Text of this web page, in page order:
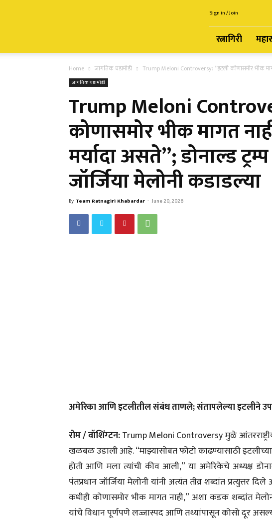
Sign in / Join
रत्नागिरी
Home जागतिक घडामोडी Trump Meloni Controversy: “इटली कोणासमोर भीक मागत
जागतिक घडामोडी
Trump Meloni
कोणासमोर भीक मागत
मर्यादा असते”; डोनाल्ड
जॉर्जिया मेलोनी कडाडल्या
By Team Ratnagiri Khabardar - June 20, 2026
अमेरिका आणि इटलीतील संबंध ताणले; संतापलेल्या इटलीने
रोम / वॉशिंग्टन:Trump Meloni Controversy मुळे
खळबळ उडाली आहे. “माझ्यासोबत फोटो काढण्यासाठी इटलीच्या
होती आणि मला त्यांची कीव आली,” या अमेरिकेचे अध्यक्ष
पंतप्रधान जॉर्जिया मेलोनी यांनी अत्यंत तीव्र शब्दांत प्रत्युत्तर
कधीही कोणासमोर भीक मागत नाही,” अशा कडक शब्दांत
यांचे विधान पूर्णपणे लज्जास्पद आणि तथ्यांपासून कोसो दूर